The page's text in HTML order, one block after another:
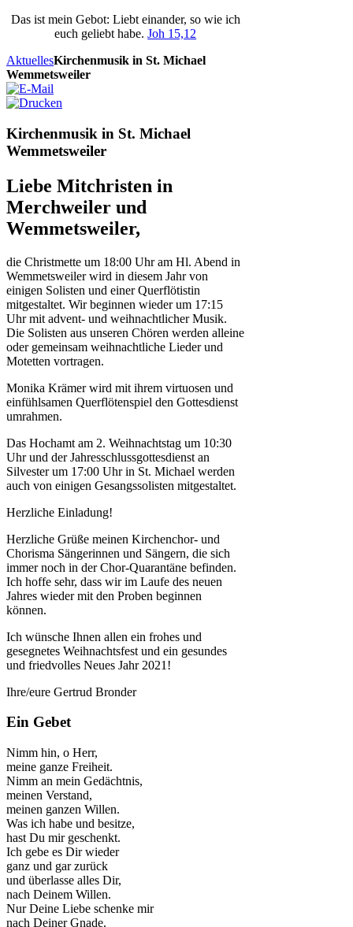
Das ist mein Gebot: Liebt einander, so wie ich
euch geliebt habe.Joh 15,12
AktuellesKirchenmusik in St. Michael
Wemmetsweiler
Kirchenmusik in St. Michael
Wemmetsweiler
Liebe Mitchristen in
Merchweiler und
Wemmetsweiler,
die Christmette um 18:00 Uhr am Hl. Abend in
Wemmetsweiler wird in diesem Jahr von
einigen Solisten und einer Querflötistin
mitgestaltet. Wir beginnen wieder um 17:15
Uhr mit advent- und weihnachtlicher Musik.
Die Solisten aus unseren Chören werden alleine
oder gemeinsam weihnachtliche Lieder und
Motetten vortragen.
Monika Krämer wird mit ihrem virtuosen und
einfühlsamen Querflötenspiel den Gottesdienst
umrahmen.
Das Hochamt am 2. Weihnachtstag um 10:30
Uhr und der Jahresschlussgottesdienst an
Silvester um 17:00 Uhr in St. Michael werden
auch von einigen Gesangssolisten mitgestaltet.
Herzliche Einladung!
Herzliche Grüße meinen Kirchenchor- und
Chorisma Sängerinnen und Sängern, die sich
immer noch in der Chor-Quarantäne befinden.
Ich hoffe sehr, dass wir im Laufe des neuen
Jahres wieder mit den Proben beginnen
können.
Ich wünsche Ihnen allen ein frohes und
gesegnetes Weihnachtsfest und ein gesundes
und friedvolles Neues Jahr 2021!
Ihre/eure Gertrud Bronder
Ein Gebet
Nimm hin, o Herr,
meine ganze Freiheit.
Nimm an mein Gedächtnis,
meinen Verstand,
meinen ganzen Willen.
Was ich habe und besitze,
hast Du mir geschenkt.
Ich gebe es Dir wieder
ganz und gar zurück
und überlasse alles Dir,
nach Deinem Willen.
Nur Deine Liebe schenke mir
nach Deiner Gnade.